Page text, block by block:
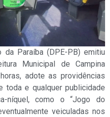
da Paraíba (DPE-PB) emitiu
Municipal de Campina
adote as providências
toda e qualquer publicidade
níquel, como o “Jogo do
veiculadas nos